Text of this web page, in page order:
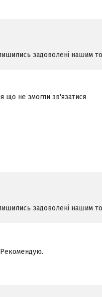
задоволені нашим
що не змогли зв'язатися
задоволені нашим